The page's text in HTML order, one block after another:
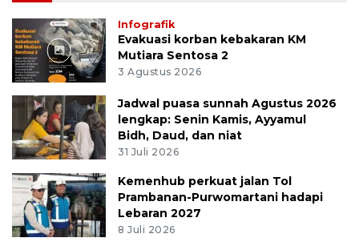
Infografik
Evakuasi korban kebakaran KM
Mutiara Sentosa 2
3 Agustus 2026
Jadwal puasa sunnah Agustus 2026
lengkap: Senin Kamis, Ayyamul
Bidh, Daud, dan niat
31 Juli 2026
Kemenhub perkuat jalan Tol
Prambanan-Purwomartani hadapi
Lebaran 2027
8 Juli 2026